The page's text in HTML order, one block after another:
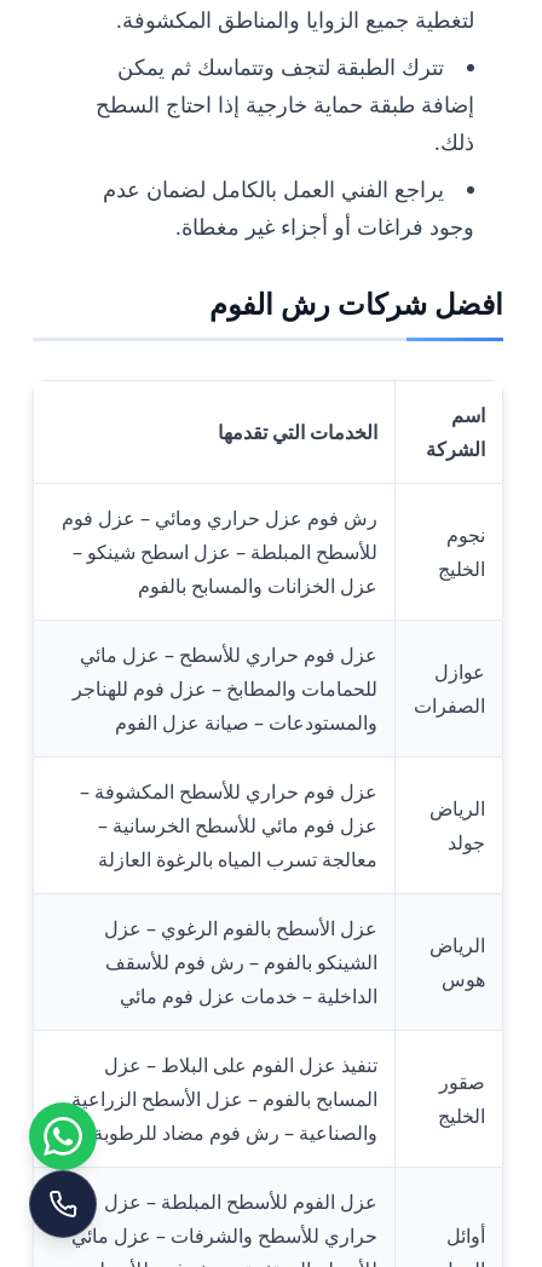
لتغطية جميع الزوايا والمناطق المكشوفة.
تترك الطبقة لتجف وتتماسك ثم يمكن
إضافة طبقة حماية خارجية إذا احتاج السطح
ذلك.
يراجع الفني العمل بالكامل لضمان عدم
وجود فراغات أو أجزاء غير مغطاة.
افضل شركات رش الفوم
اسم
الشركة
الخدمات التي تقدمها
نجوم
الخليج
رش فوم عزل حراري ومائي – عزل فوم
للأسطح المبلطة – عزل اسطح شينكو –
عزل الخزانات والمسابح بالفوم
عوازل
الصفرات
عزل فوم حراري للأسطح – عزل مائي
للحمامات والمطابخ – عزل فوم للهناجر
والمستودعات – صيانة عزل الفوم
الرياض
جولد
عزل فوم حراري للأسطح المكشوفة –
عزل فوم مائي للأسطح الخرسانية –
معالجة تسرب المياه بالرغوة العازلة
الرياض
هوس
عزل الأسطح بالفوم الرغوي – عزل
الشينكو بالفوم – رش فوم للأسقف
الداخلية – خدمات عزل فوم مائي
صقور
الخليج
تنفيذ عزل الفوم على البلاط – عزل
المسابح بالفوم – عزل الأسطح الزراعية
والصناعية – رش فوم مضاد للرطوبة
أوائل
عزل الفوم للأسطح المبلطة – عزل
حراري للأسطح والشرفات – عزل مائي